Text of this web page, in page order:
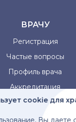
cookie для
Вы даете
ВРАЧУ
Регистрация
Частые вопросы
Профиль врача
Аккредитация
на